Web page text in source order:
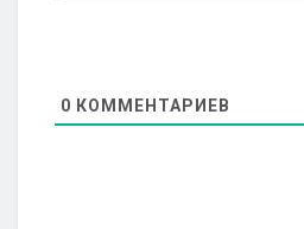
0 КОММЕНТАРИЕВ